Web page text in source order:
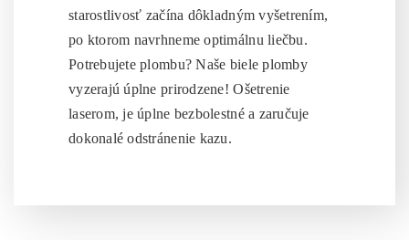
starostlivosť začína dôkladným vyšetrením,
po ktorom navrhneme optimálnu liečbu.
Potrebujete plombu? Naše biele plomby
vyzerajú úplne prirodzene! Ošetrenie
laserom, je úplne bezbolestné a zaručuje
dokonalé odstránenie kazu.